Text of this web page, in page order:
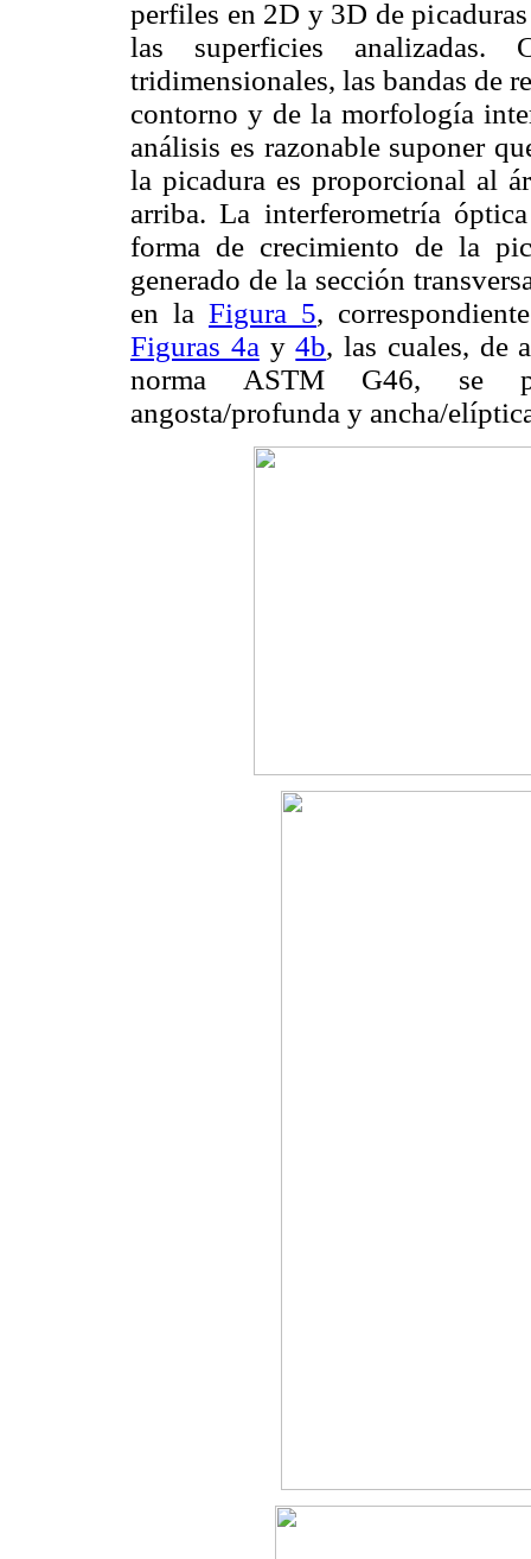
perfiles en 2D y 3D de
las superficies
tridimensionales, las bandas de
contorno y de la morfología
análisis es razonable suponer
la picadura es proporcional al
arriba. La interferometría
forma de crecimiento de la
generado de la sección
en la Figura 5,
Figuras 4ay4b, las cuales, de
norma ASTM G46, se
angosta/profunda y ancha/